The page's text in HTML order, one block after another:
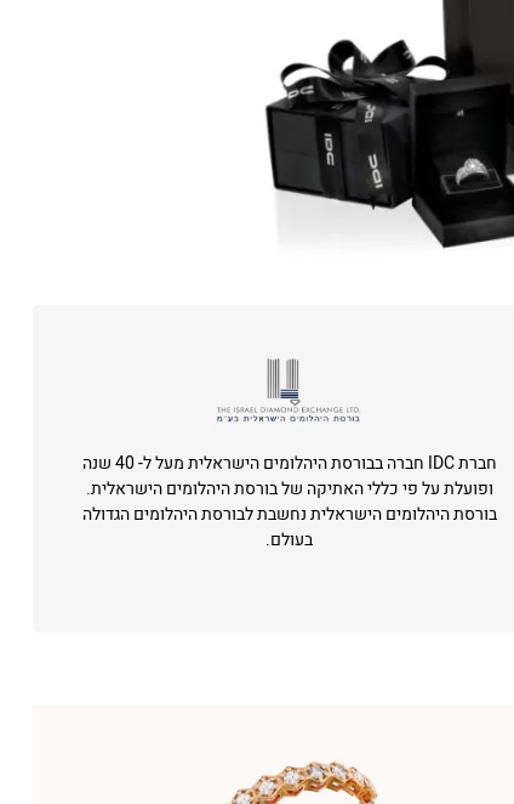
חברת IDC חברה בבורסת היהלומים הישראלית מעל ל- 40 שנה
ופועלת על פי כללי האתיקה של בורסת היהלומים הישראלית.
בורסת היהלומים הישראלית נחשבת לבורסת היהלומים הגדולה
בעולם.